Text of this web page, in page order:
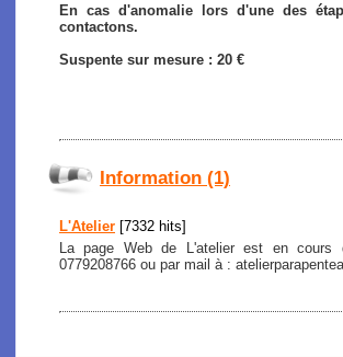
En cas d'anomalie lors d'une des
contactons.
Suspente sur mesure : 20 €
Information (1)
L'Atelier [7332 hits]
La page Web de L'atelier est en cours
0779208766 ou par mail à :